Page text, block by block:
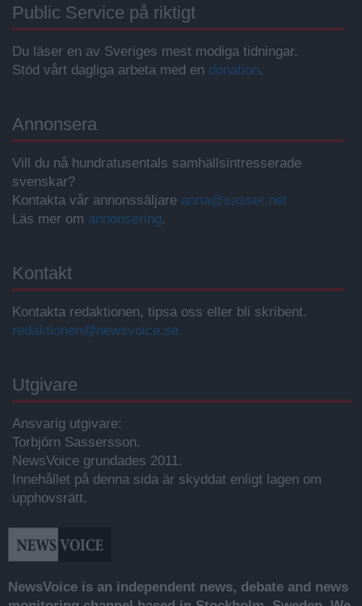
Public Service på riktigt
Du läser en av Sveriges mest modiga tidningar.
Stöd vårt dagliga arbeta med en donation.
Annonsera
Vill du nå hundratusentals samhällsintresserade
svenskar?
Kontakta vår annonssäljare anna@sasser.net
Läs mer om annonsering.
Kontakt
Kontakta redaktionen, tipsa oss eller bli skribent.
redaktionen@newsvoice.se
Utgivare
Ansvarig utgivare:
Torbjörn Sassersson.
NewsVoice grundades 2011.
Innehållet på denna sida är skyddat enligt lagen om
upphovsrätt.
NewsVoice is an independent news, debate and news